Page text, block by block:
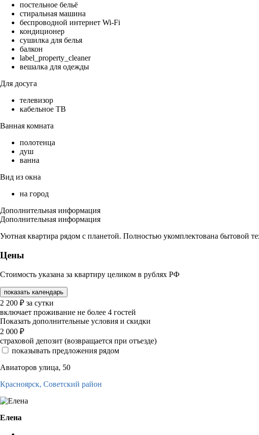
постельное бельё
стиральная машина
беспроводной интернет Wi-Fi
кондиционер
сушилка для белья
балкон
label_property_cleaner
вешалка для одежды
Для досуга
телевизор
кабельное ТВ
Ванная комната
полотенца
душ
ванна
Вид из окна
на город
Дополнительная информация
Дополнительная информация
Уютная квартира рядом с планетой. Полностью укомплектована бытовой
Цены
Стоимость указана за квартиру целиком в рублях РФ
показать календарь
2 200 ₽ за сутки
включает проживание не более 4 гостей
Показать дополнительные условия и скидки
2 000 ₽
страховой депозит (возвращается при отъезде)
показывать предложения рядом
Авиаторов улица, 50
Красноярск, Советский район
Елена